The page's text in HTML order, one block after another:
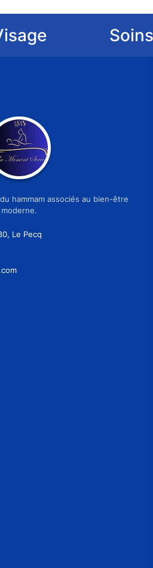
Soins
hammam associés au bien-être
moderne.
Le Pecq